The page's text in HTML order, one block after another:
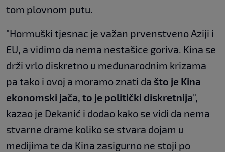
tom plovnom putu.
"Hormuški tjesnac je važan prvenstveno Aziji i
EU, a vidimo da nema nestašice goriva. Kina se
drži vrlo diskretno u međunarodnim krizama
pa tako i ovoj a moramo znati da što je Kina
ekonomski jača, to je politički diskretnija",
kazao je Dekanić i dodao kako se vidi da nema
stvarne drame koliko se stvara dojam u
medijima te da Kina zasigurno ne stoji po